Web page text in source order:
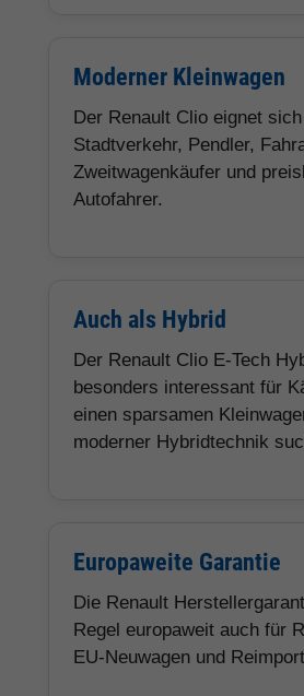
Moderner Kleinwagen
Der Renault Clio eignet
Stadtverkehr, Pendler,
Zweitwagenkäufer und
Autofahrer.
Auch als Hybrid
Der Renault Clio E-Tech
besonders interessant für
einen sparsamen
moderner Hybridtechnik
Europaweite Garantie
Die Renault
Regel europaweit auch für
EU-Neuwagen und